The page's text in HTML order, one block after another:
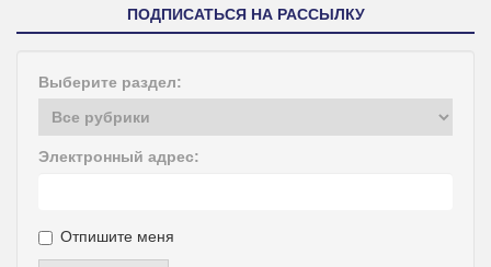
ПОДПИСАТЬСЯ НА РАССЫЛКУ
Выберите раздел:
Электронный адрес:
Отпишите меня